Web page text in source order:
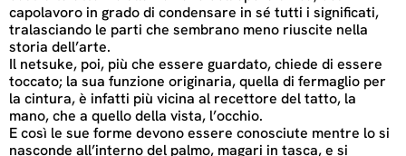
capolavoro in grado di condensare in sé tutti i significati,
tralasciando le parti che sembrano meno riuscite nella
storia dell’arte.
Il netsuke, poi, più che essere guardato, chiede di essere
toccato; la sua funzione originaria, quella di fermaglio per
la cintura, è infatti più vicina al recettore del tatto, la
mano, che a quello della vista, l’occhio.
E così le sue forme devono essere conosciute mentre lo si
nasconde all’interno del palmo, magari in tasca, e si